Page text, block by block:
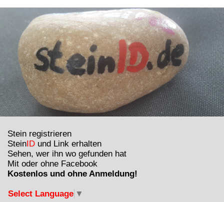
Stein registrieren
Stein ID und Link erhalten
Sehen, wer ihn wo gefunden hat
Mit oder ohne Facebook
Kostenlos und ohne Anmeldung!
Select Language ▼